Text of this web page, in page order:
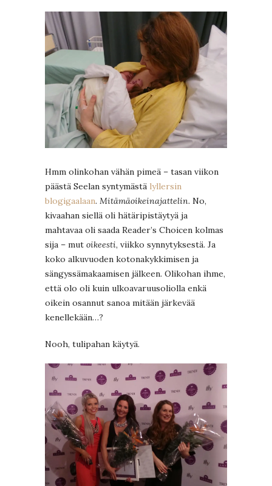
Hmm olinkohan vähän pimeä – tasan viikon
päästä Seelan syntymästä lyllersin
blogigaalaan. Mitämäoikeinajattelin. No,
kivaahan siellä oli hätäripistäytyä ja
mahtavaa oli saada Reader’s Choicen kolmas
sija – mut oikeesti, viikko synnytyksestä. Ja
koko alkuvuoden kotonakykkimisen ja
sängyssämakaamisen jälkeen. Olikohan ihme,
että olo oli kuin ulkoavaruusoliolla enkä
oikein osannut sanoa mitään järkevää
kenellekään…?
Nooh, tulipahan käytyä.